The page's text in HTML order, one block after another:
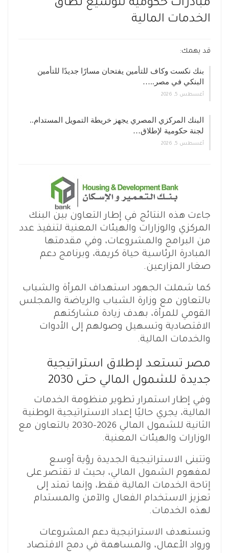
مبادرات حكومية لتوسيع نطاق
الخدمات المالية
قد يهمك:
بنك نكست وكاف للتأمين يفتحان مسارًا جديدًا للتأمين
البنكي في مصر..…
أغسطس 5, 2026
البنك المركزي المصري يجهز خريطة التمويل المستدام..
لجنة حكومية لإطلاق…
أغسطس 5, 2026
جاءت هذه النتائج في إطار التعاون بين البنك
المركزي والوزارات والهيئات المعنية لتنفيذ عدد
من البرامج والمشروعات، وفي مقدمتها
المبادرة الرئاسية حياة كريمة، وبرنامج دعم
صغار المزارعين.
كما شملت الجهود استهداف المرأة والشباب
بالتعاون مع وزارة الشباب والرياضة والمجلس
القومي للمرأة، بهدف زيادة مشاركتهم
الاقتصادية وتسهيل وصولهم إلى الأدوات
والخدمات المالية.
مصر تستعد لإطلاق استراتيجية
جديدة للشمول المالي حتى 2030
وفي إطار استمرار تطوير منظومة الخدمات
المالية، يجري حاليًا إعداد الاستراتيجية الوطنية
الثانية للشمول المالي 2026-2030 بالتعاون مع
الوزارات والهيئات المعنية.
وتتبنى الاستراتيجية الجديدة رؤية أوسع
لمفهوم الشمول المالي، بحيث لا تقتصر على
إتاحة الخدمات المالية فقط، وإنما تمتد إلى
تعزيز الاستخدام الفعال والآمن والمستدام
لهذه الخدمات.
وتستهدف الاستراتيجية دعم المشروعات
ورواد الأعمال، والمساهمة في دمج الاقتصاد